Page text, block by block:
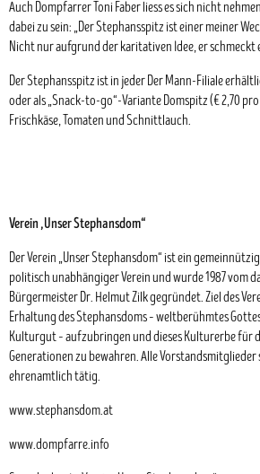
Auch Dompfarrer Toni Faber liess es sich nicht
dabei zu sein: „Der Stephansspitz ist einer meiner
Nicht nur aufgrund der karitativen Idee, er schmeckt
Der Stephansspitz ist in jeder Der Mann-Filiale
oder als „Snack-to-go“-Variante Domspitz (€ 2,70
Frischkäse, Tomaten und Schnittlauch.
Verein „Unser Stephansdom“
Der Verein „Unser Stephansdom“ ist ein
politisch unabhängiger Verein und wurde 1987 vom
Bürgermeister Dr. Helmut Zilk gegründet. Ziel des
Erhaltung des Stephansdoms – weltberühmtes
Kulturgut – aufzubringen und dieses Kulturerbe für
Generationen zu bewahren. Alle Vorstandsmitglieder
ehrenamtlich tätig.
www.stephansdom.at
www.dompfarre.info